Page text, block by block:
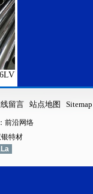
钢管
留言 站点地图 Sitemap
前沿网络